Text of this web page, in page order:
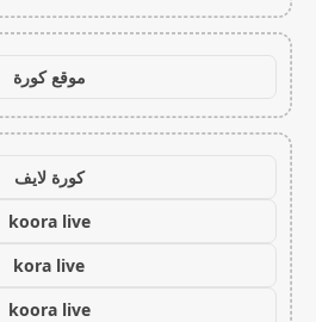
موقع كورة
كورة لايف
koora live
kora live
koora live